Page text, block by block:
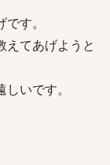
す。
えてあげようと
いです。